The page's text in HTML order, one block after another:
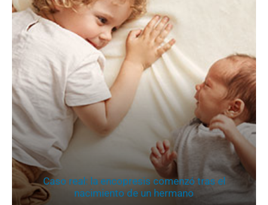
Caso real: la encopresis comenzó tras el
nacimiento de un hermano